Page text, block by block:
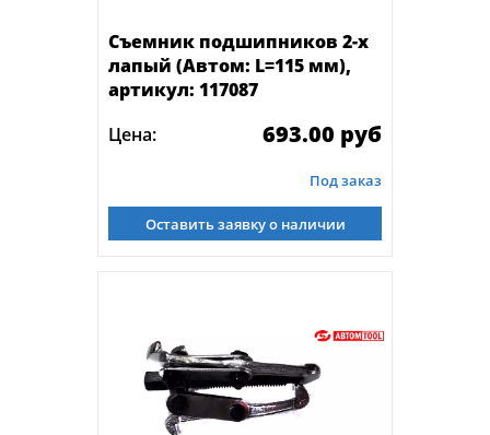
Съемник подшипников 2-х
лапый (Автом: L=115 мм),
артикул: 117087
Цена:
693.00 руб
Под заказ
Оставить заявку о наличии